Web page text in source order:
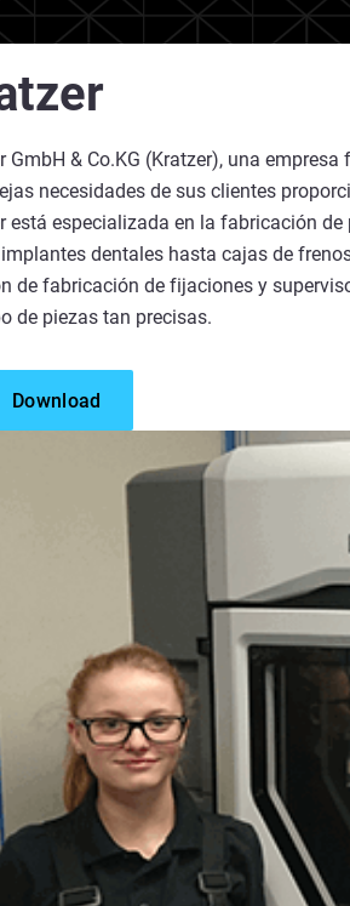
GmbH & Co.KG (Kratzer), una
necesidades de sus clientes
está especializada en la fabricación
dentales hasta cajas de
de fabricación de fijaciones y
de piezas tan precisas.
Download